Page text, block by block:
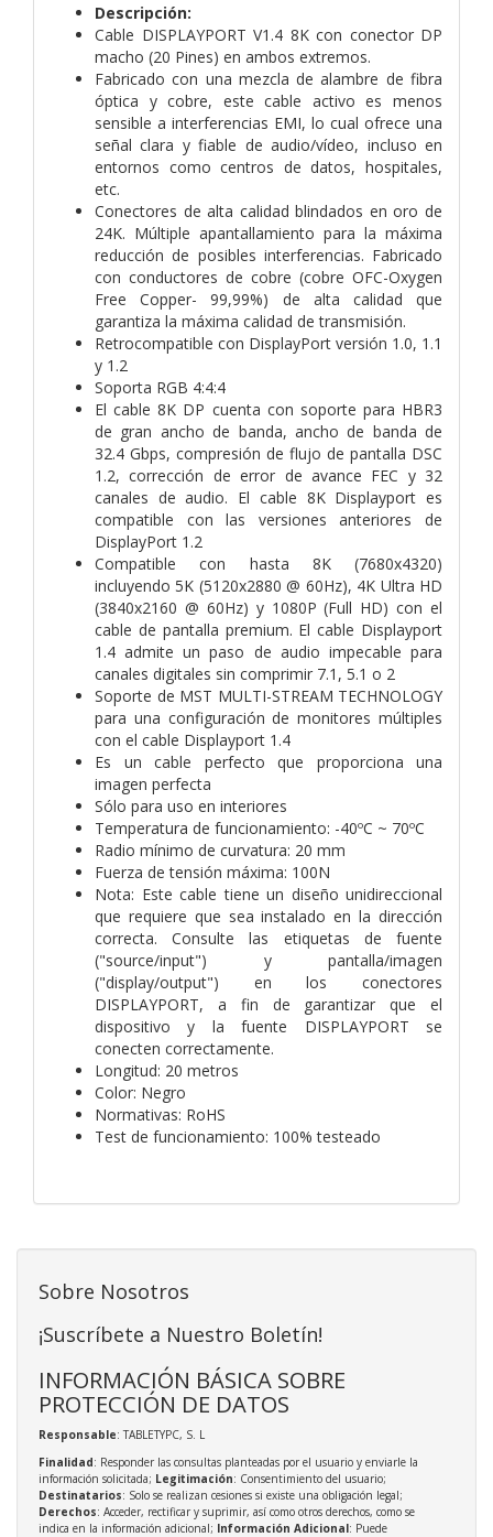
Descripción:
Cable DISPLAYPORT V1.4 8K con conector DP
macho (20 Pines) en ambos extremos.
Fabricado con una mezcla de alambre de fibra
óptica y cobre, este cable activo es menos
sensible a interferencias EMI, lo cual ofrece una
señal clara y fiable de audio/vídeo, incluso en
entornos como centros de datos, hospitales,
etc.
Conectores de alta calidad blindados en oro de
24K. Múltiple apantallamiento para la máxima
reducción de posibles interferencias. Fabricado
con conductores de cobre (cobre OFC-Oxygen
Free Copper- 99,99%) de alta calidad que
garantiza la máxima calidad de transmisión.
Retrocompatible con DisplayPort versión 1.0, 1.1
y 1.2
Soporta RGB 4:4:4
El cable 8K DP cuenta con soporte para HBR3
de gran ancho de banda, ancho de banda de
32.4 Gbps, compresión de flujo de pantalla DSC
1.2, corrección de error de avance FEC y 32
canales de audio. El cable 8K Displayport es
compatible con las versiones anteriores de
DisplayPort 1.2
Compatible con hasta 8K (7680x4320)
incluyendo 5K (5120x2880 @ 60Hz), 4K Ultra HD
(3840x2160 @ 60Hz) y 1080P (Full HD) con el
cable de pantalla premium. El cable Displayport
1.4 admite un paso de audio impecable para
canales digitales sin comprimir 7.1, 5.1 o 2
Soporte de MST MULTI-STREAM TECHNOLOGY
para una configuración de monitores múltiples
con el cable Displayport 1.4
Es un cable perfecto que proporciona una
imagen perfecta
Sólo para uso en interiores
Temperatura de funcionamiento: -40ºC ~ 70ºC
Radio mínimo de curvatura: 20 mm
Fuerza de tensión máxima: 100N
Nota: Este cable tiene un diseño unidireccional
que requiere que sea instalado en la dirección
correcta. Consulte las etiquetas de fuente
("source/input") y pantalla/imagen
("display/output") en los conectores
DISPLAYPORT, a fin de garantizar que el
dispositivo y la fuente DISPLAYPORT se
conecten correctamente.
Longitud: 20 metros
Color: Negro
Normativas: RoHS
Test de funcionamiento: 100% testeado
Sobre Nosotros
¡Suscríbete a Nuestro Boletín!
INFORMACIÓN BÁSICA SOBRE
PROTECCIÓN DE DATOS
Responsable: TABLETYPC, S. L
Finalidad: Responder las consultas planteadas por el usuario y enviarle la
información solicitada; Legitimación: Consentimiento del usuario;
Destinatarios: Solo se realizan cesiones si existe una obligación legal;
Derechos: Acceder, rectificar y suprimir, así como otros derechos, como se
indica en la información adicional; Información Adicional: Puede